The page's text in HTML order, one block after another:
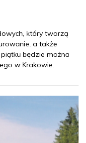
który tworzą
a także
będzie można
w Krakowie.